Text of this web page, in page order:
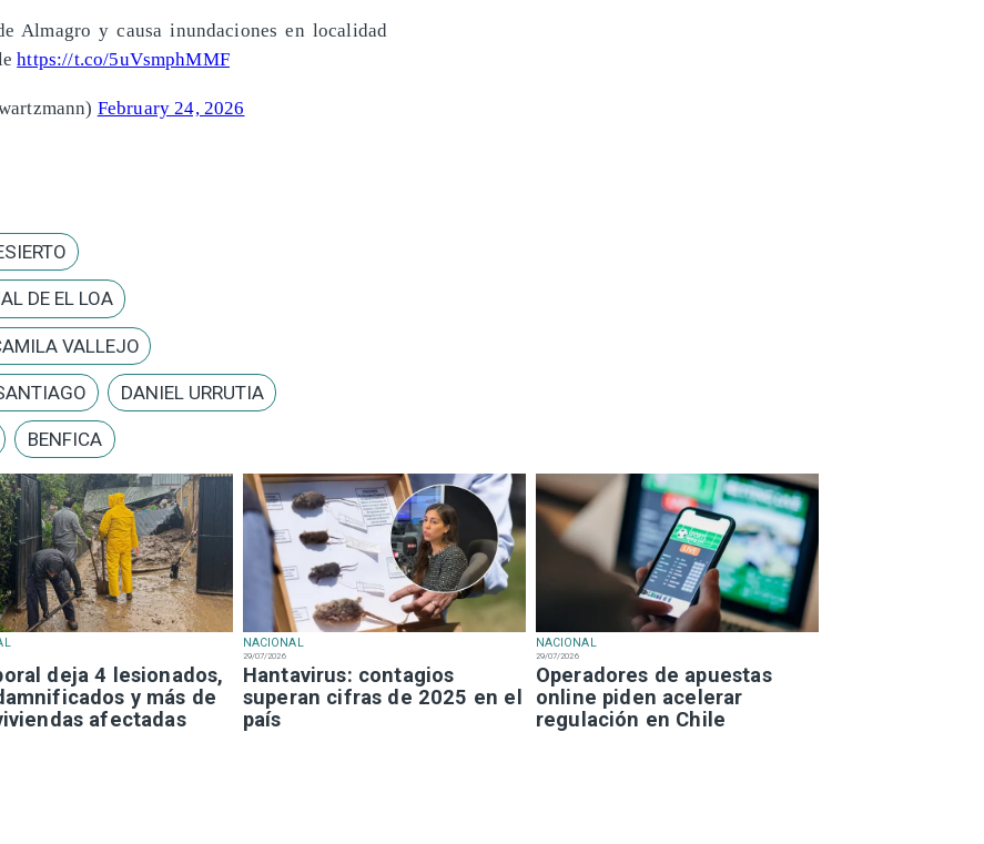
deja 4 lesionados,
y más de
afectadas
NACIONAL
29/07/2026
Hantavirus: contagios
superan cifras de 2025 en el
país
NACIONAL
29/07/2026
Operadores de apuestas
online piden acelerar
regulación en Chile
Almagro y causa inundaciones en localidad
https://t.co/5uVsmphMMF
February 24, 2026
DE EL LOA
VALLEJO
DANIEL URRUTIA
BENFICA